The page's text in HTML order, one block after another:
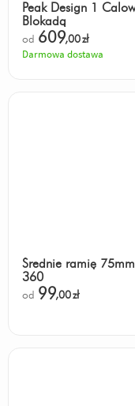
Peak Design 1
Blokadą
od 609,00zł
Darmowa dostawa
Średnie ramię
360
od 99,00zł